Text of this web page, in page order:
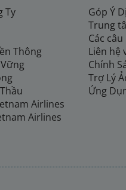
Ty
Thông
Airlines
Airlines
Góp Ý
Trung
Các
Liên hệ
Chính
Trợ Lý
Ứng